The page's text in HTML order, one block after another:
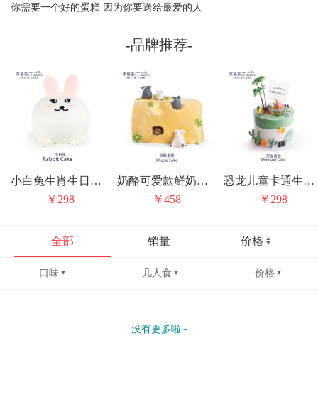
你需要一个好的蛋糕 因为你要送给最爱的人
-品牌推荐-
小白兔生肖生日蛋糕
￥298
奶酪可爱款鲜奶生日蛋糕
￥458
恐龙儿童卡通生日蛋糕
￥298
全部 销量 价格
口味 几人食 价格
没有更多啦~